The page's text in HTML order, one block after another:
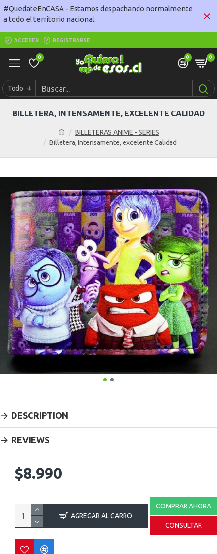
#QuedateEnCASA - Estamos despachando normalmente
a todo el territorio nacional.
ACCEDER REGISTRARSE
0 0 0
Todo
BILLETERAS ANIME - SERIES
Billetera, Intensamente, excelente Calidad
BILLETERA, INTENSAMENTE, EXCELENTE CALIDAD
DESCRIPTION
REVIEWS
$8.990
AGREGAR AL CARRO
COMPRAR AHORA
CONSULTAR